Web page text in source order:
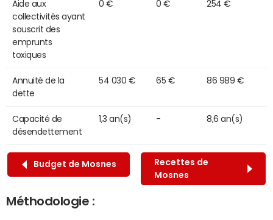
Aide aux
collectivités ayant
souscrit des
emprunts
toxiques
0 € 0 € 254 €
Annuité de la
dette
54 030 € 65 € 86 989 €
Capacité de
désendettement
1,3 an(s) - 8,6 an(s)
Budget de Mosnes
Recettes de
Mosnes
Méthodologie :